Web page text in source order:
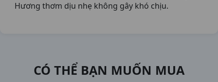
Hương thơm dịu nhẹ không gây khó chịu.
CÓ THỂ BẠN MUỐN MUA